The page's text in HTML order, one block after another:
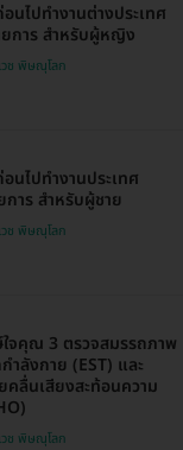
นไปทำงานต่างประเทศ
การ สำหรับผู้หญิง
ช พิษณุโลก
นไปทำงานประเทศ
การ สำหรับผู้ชาย
ช พิษณุโลก
จคุณ 3 ตรวจสมรรถภาพ
ำลังกาย (EST) และ
คลื่นเสียงสะท้อนความ
ช พิษณุโลก